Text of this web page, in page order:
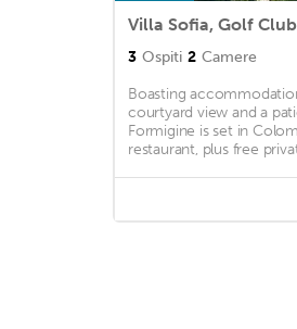
Villa Sofia, Golf
3 Ospiti 2 Camere
Boasting
courtyard view and a
Formigine is set in
restaurant, plus free